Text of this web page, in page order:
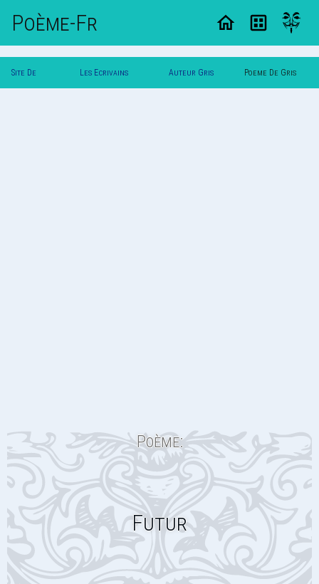
Poème-Fr
Site De Les Ecrivains Auteur Gris Poeme De Gris
Poème:
Futur